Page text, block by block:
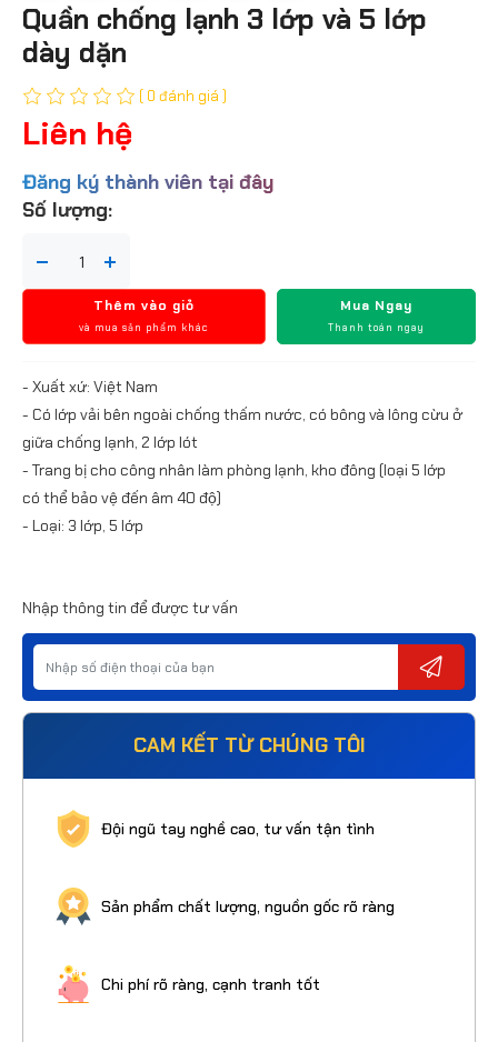
Quần chống lạnh 3 lớp và 5 lớp
dày dặn
( 0 đánh giá )
Liên hệ
Đăng ký thành viên tại đây
Số lượng:
Thêm vào giỏ
và mua sản phẩm khác
Mua Ngay
Thanh toán ngay
- Xuất xứ: Việt Nam
- Có lớp vải bên ngoài chống thấm nước, có bông và lông cừu ở
giữa chống lạnh, 2 lớp lót
- Trang bị cho công nhân làm phòng lạnh, kho đông (loại 5 lớp
có thể bảo vệ đến âm 40 độ)
- Loại: 3 lớp, 5 lớp
Nhập thông tin để được tư vấn
CAM KẾT TỪ CHÚNG TÔI
Đội ngũ tay nghề cao, tư vấn tận tình
Sản phẩm chất lượng, nguồn gốc rõ ràng
Chi phí rõ ràng, cạnh tranh tốt